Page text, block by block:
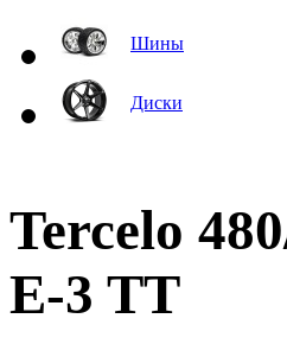
Шины
Диски
Tercelo
E-3 TT